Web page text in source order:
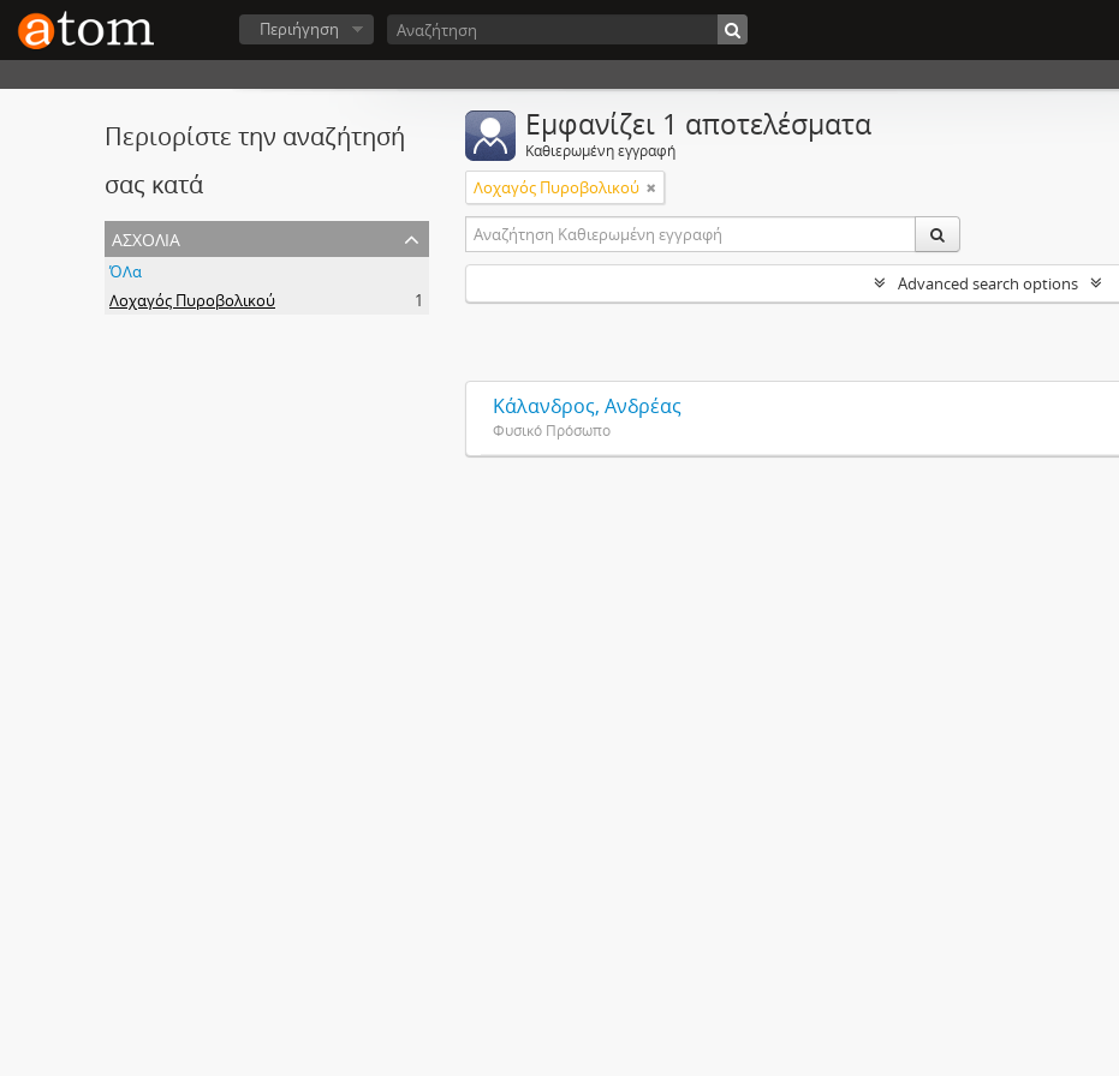
Περιήγηση
Περιορίστε την αναζήτησή
σας κατά
ασχολία
ΌΛα
Λοχαγός Πυροβολικού
1
Εμφανίζει 1 αποτελέσματα
Καθιερωμένη εγγραφή
Λοχαγός Πυροβολικού
Advanced search options
Κάλανδρος, Ανδρέας
Φυσικό Πρόσωπο